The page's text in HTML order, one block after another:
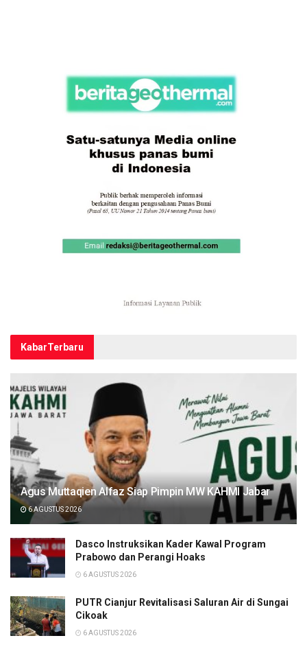
KabarTerbaru
Agus Muttaqien Alfaz Siap Pimpin MW KAHMI Jabar
6 AGUSTUS 2026
Dasco Instruksikan Kader Kawal Program
Prabowo dan Perangi Hoaks
6 AGUSTUS 2026
PUTR Cianjur Revitalisasi Saluran Air di Sungai
Cikoak
6 AGUSTUS 2026